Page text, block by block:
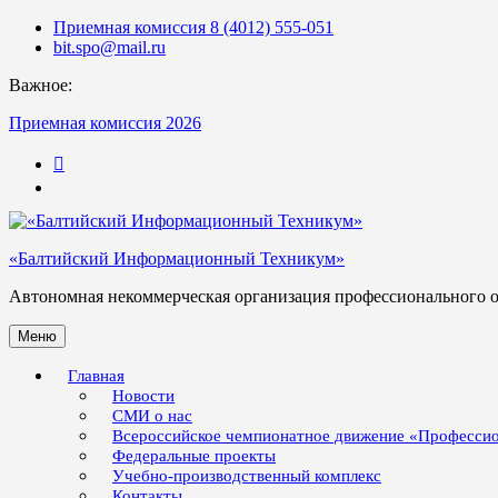
Skip
Приемная комиссия 8 (4012) 555-051
bit.spo@mail.ru
Важное:
Приемная комиссия 2026
«Балтийский Информационный Техникум»
Автономная некоммерческая организация профессионального
Меню
Главная
Новости
СМИ о нас
Всероссийское чемпионатное движение
Федеральные проекты
Учебно-производственный комплекс